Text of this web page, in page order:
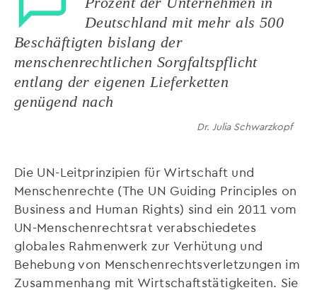
Deutschland mit mehr als 500
Beschäftigten bislang der
menschenrechtlichen Sorgfaltspflicht
entlang der eigenen Lieferketten
genügend nach
Dr. Julia Schwarzkopf
Die UN-Leitprinzipien für Wirtschaft und
Menschenrechte (The UN Guiding Principles on
Business and Human Rights) sind ein 2011 vom
UN-Menschenrechtsrat verabschiedetes
globales Rahmenwerk zur Verhütung und
Behebung von Menschenrechtsverletzungen im
Zusammenhang mit Wirtschaftstätigkeiten. Sie